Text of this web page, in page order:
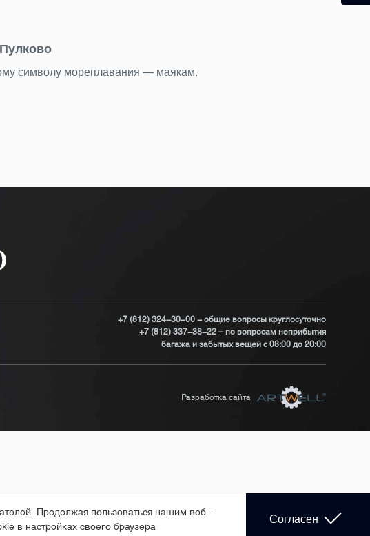
символу мореплавания — маякам.
+7 (812) 324-30-00 - общие вопросы круглосуточно
+7 (812) 337-38-22 – по вопросам неприбытия
багажа и забытых вещей с 08:00 до 20:00
Разработка сайта
Продолжая пользоваться нашим веб-
в настройках своего браузера
Согласен